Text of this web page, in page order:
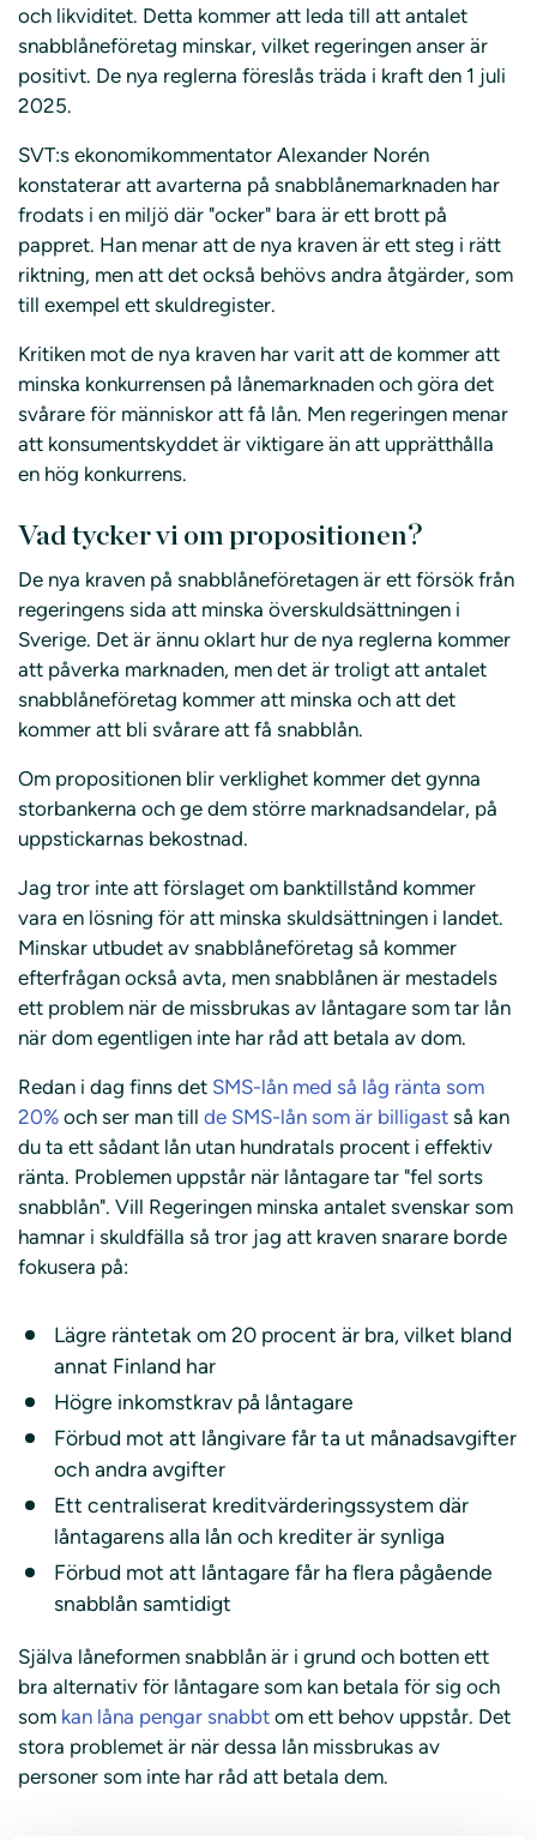
och likviditet. Detta kommer att leda till att antalet
snabblåneföretag minskar, vilket regeringen anser är
positivt. De nya reglerna föreslås träda i kraft den 1 juli
2025.
SVT:s ekonomikommentator Alexander Norén
konstaterar att avarterna på snabblånemarknaden har
frodats i en miljö där "ocker" bara är ett brott på
pappret. Han menar att de nya kraven är ett steg i rätt
riktning, men att det också behövs andra åtgärder, som
till exempel ett skuldregister.
Kritiken mot de nya kraven har varit att de kommer att
minska konkurrensen på lånemarknaden och göra det
svårare för människor att få lån. Men regeringen menar
att konsumentskyddet är viktigare än att upprätthålla
en hög konkurrens.
Vad tycker vi om propositionen?
De nya kraven på snabblåneföretagen är ett försök från
regeringens sida att minska överskuldsättningen i
Sverige. Det är ännu oklart hur de nya reglerna kommer
att påverka marknaden, men det är troligt att antalet
snabblåneföretag kommer att minska och att det
kommer att bli svårare att få snabblån.
Om propositionen blir verklighet kommer det gynna
storbankerna och ge dem större marknadsandelar, på
uppstickarnas bekostnad.
Jag tror inte att förslaget om banktillstånd kommer
vara en lösning för att minska skuldsättningen i landet.
Minskar utbudet av snabblåneföretag så kommer
efterfrågan också avta, men snabblånen är mestadels
ett problem när de missbrukas av låntagare som tar lån
när dom egentligen inte har råd att betala av dom.
Redan i dag finns det SMS-lån med så låg ränta som
20% och ser man till de SMS-lån som är billigast så kan
du ta ett sådant lån utan hundratals procent i effektiv
ränta. Problemen uppstår när låntagare tar "fel sorts
snabblån". Vill Regeringen minska antalet svenskar som
hamnar i skuldfälla så tror jag att kraven snarare borde
fokusera på:
Lägre räntetak om 20 procent är bra, vilket bland
annat Finland har
Högre inkomstkrav på låntagare
Förbud mot att långivare får ta ut månadsavgifter
och andra avgifter
Ett centraliserat kreditvärderingssystem där
låntagarens alla lån och krediter är synliga
Förbud mot att låntagare får ha flera pågående
snabblån samtidigt
Själva låneformen snabblån är i grund och botten ett
bra alternativ för låntagare som kan betala för sig och
som kan låna pengar snabbt om ett behov uppstår. Det
stora problemet är när dessa lån missbrukas av
personer som inte har råd att betala dem.